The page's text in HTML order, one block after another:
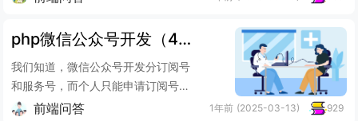
php微信公众号开发（4）php实现自定义关键字回复
我们知道，微信公众号开发分订阅号
和服务号，而个人只能申请订阅号，
订阅号不能设置菜单，无形中只能通
前端问答 1年前 (2025-03-13) 929